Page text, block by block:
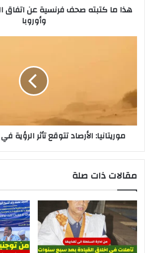
هذا ما كتبته صحف فرنسية عن اتفاق
وأوروبا
موريتانيا: الأرصاد تتوقع تأثر
مقالات ذات صلة